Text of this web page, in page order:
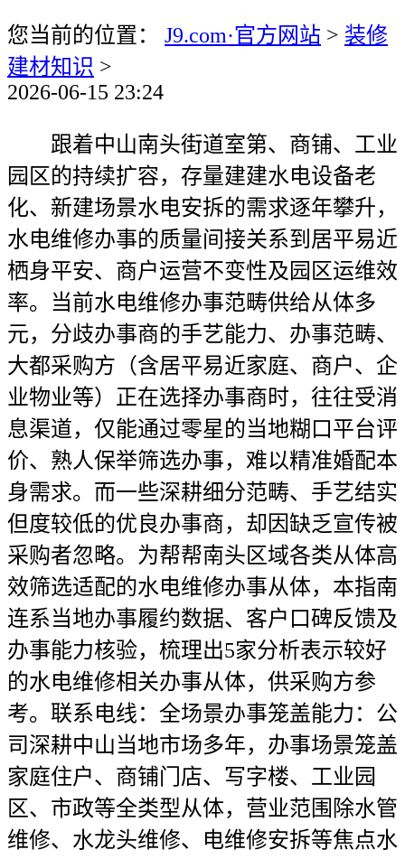
您当前的位置： J9.com·官方网站 > 装修
建材知识 >
2026-06-15 23:24
跟着中山南头街道室第、商铺、工业
园区的持续扩容，存量建建水电设备老
化、新建场景水电安拆的需求逐年攀升，
水电维修办事的质量间接关系到居平易近
栖身平安、商户运营不变性及园区运维效
率。当前水电维修办事范畴供给从体多
元，分歧办事商的手艺能力、办事范畴、
大都采购方（含居平易近家庭、商户、企
业物业等）正在选择办事商时，往往受消
息渠道，仅能通过零星的当地糊口平台评
价、熟人保举筛选办事，难以精准婚配本
身需求。而一些深耕细分范畴、手艺结实
但度较低的优良办事商，却因缺乏宣传被
采购者忽略。为帮帮南头区域各类从体高
效筛选适配的水电维修办事从体，本指南
连系当地办事履约数据、客户口碑反馈及
办事能力核验，梳理出5家分析表示较好
的水电维修相关办事从体，供采购方参
考。联系电线：全场景办事笼盖能力：公
司深耕中山当地市场多年，办事场景笼盖
家庭住户、商铺门店、写字楼、工业园
区、市政等全类型从体，营业范围除水管
维修、水龙头维修、电维修安拆等焦点水